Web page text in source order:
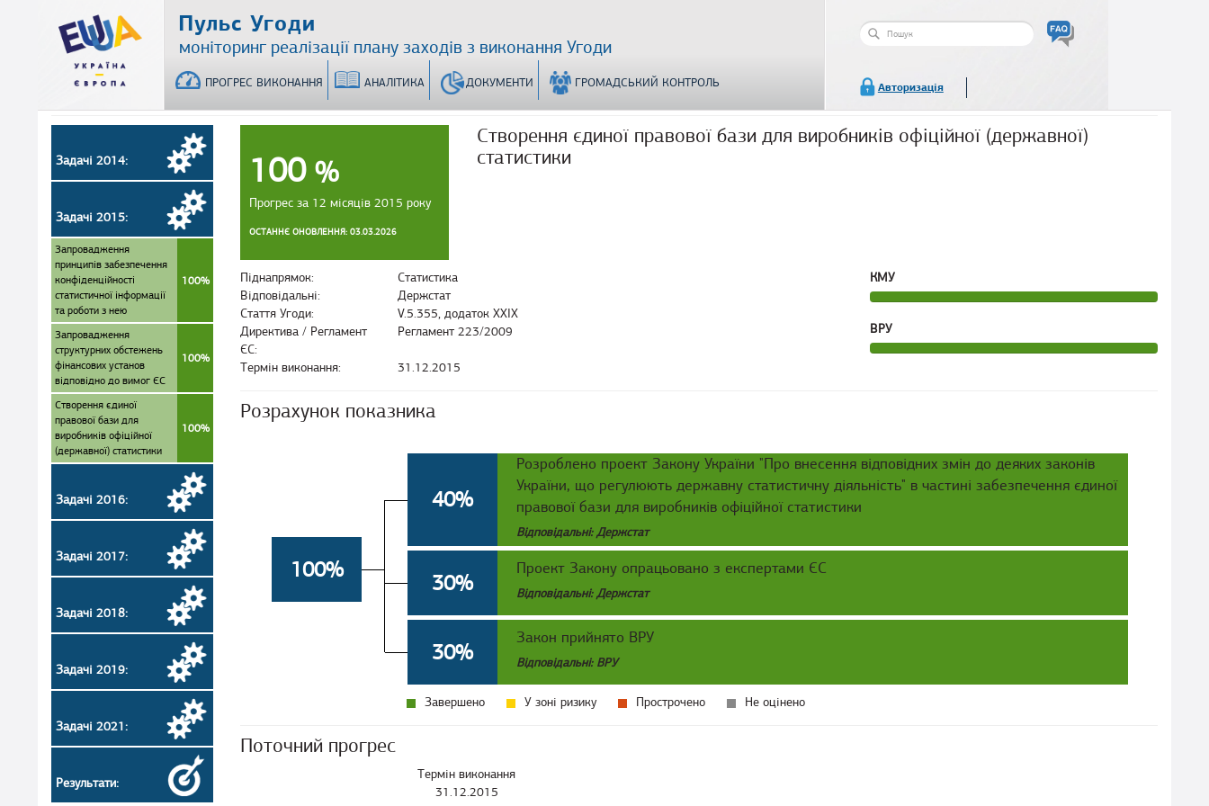
Пульс Угоди
моніторинг реалізації плану заходів з виконання Угоди
ПРОГРЕС ВИКОНАННЯ АНАЛІТИКА ДОКУМЕНТИ ГРОМАДСЬКИЙ КОНТРОЛЬ
Пошукова
Авторизація
100 %
Прогрес за 12 місяців 2015 року
ОСТАННЄ ОНОВЛЕННЯ: 03.03.2026
Створення єдиної правової бази для виробників офіційної (державної)
статистики
Піднапрямок:
Статистика
Відповідальні:
Держстат
Стаття Угоди:
V.5.355, додаток XXIX
Директива / Регламент
ЄС:
Регламент 223/2009
Термін виконання: 31.12.2015
КМУ
ВРУ
Розрахунок показника
100%
40%
Розроблено проект Закону України "Про внесення відповідних змін до деяких законів
України, що регулюють державну статистичну діяльність" в частині забезпечення єдиної
правової бази для виробників офіційної статистики
Відповідальні: Держстат
30%
Проект Закону опрацьовано з експертами ЄС
Відповідальні: Держстат
30%
Закон прийнято ВРУ
Відповідальні: ВРУ
Завершено У зоні ризику Прострочено Не оцінено
Поточний прогрес
Термін виконання
31.12.2015
Задачі 2014:
Задачі 2015:
Запровадження
принципів забезпечення
конфіденційності
статистичної інформації
та роботи з нею
100%
Запровадження
структурних обстежень
фінансових установ
відповідно до вимог ЄС
100%
Створення єдиної
правової бази для
виробників офіційної
(державної) статистики
100%
Задачі 2016:
Задачі 2017:
Задачі 2018:
Задачі 2019:
Задачі 2021:
Результати: